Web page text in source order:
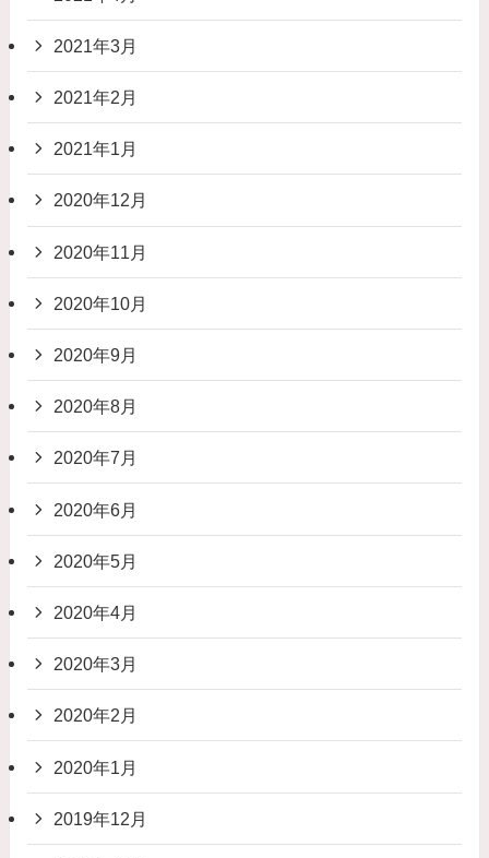
2021年3月
2021年2月
2021年1月
2020年12月
2020年11月
2020年10月
2020年9月
2020年8月
2020年7月
2020年6月
2020年5月
2020年4月
2020年3月
2020年2月
2020年1月
2019年12月